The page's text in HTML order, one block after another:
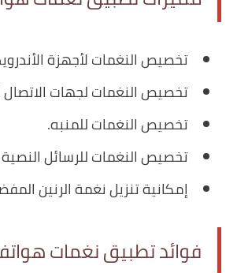
تخصيص النغمات لأجهزة
تخصيص النغمات لجهات الاتصال
تخصيص النغمات للمنبه.
تخصيص النغمات للرسائل
إمكانية تنزيل نغمة الرنين
فوائد تطبيق نغمات